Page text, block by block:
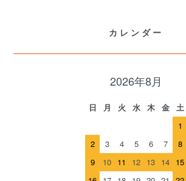
カレンダー
2026年8月
日 月 火 水 木 金
土
1
2
3 4 5 6 7
8
9
10 11 12 13 14 15